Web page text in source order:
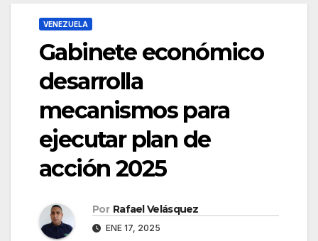
VENEZUELA
Gabinete económico
desarrolla
mecanismos para
ejecutar plan de
acción 2025
Por Rafael Velásquez
ENE 17, 2025